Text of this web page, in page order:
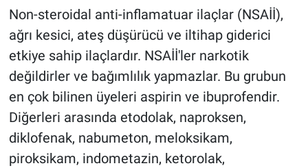
Non-steroidal anti-inflamatuar ilaçlar (NSAİİ),
ağrı kesici, ateş düşürücü ve iltihap giderici
etkiye sahip ilaçlardır. NSAİİ'ler narkotik
değildirler ve bağımlılık yapmazlar. Bu grubun
en çok bilinen üyeleri aspirin ve ibuprofendir.
Diğerleri arasında etodolak, naproksen,
diklofenak, nabumeton, meloksikam,
piroksikam, indometazin, ketorolak,